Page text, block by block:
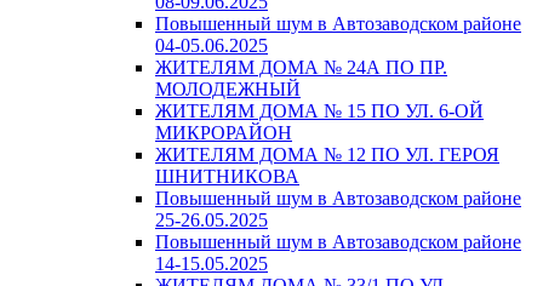
Повышенный шум в Автозаводском районе
04-05.06.2025
ЖИТЕЛЯМ ДОМА № 24А ПО ПР.
МОЛОДЕЖНЫЙ
ЖИТЕЛЯМ ДОМА № 15 ПО УЛ. 6-ОЙ
МИКРОРАЙОН
ЖИТЕЛЯМ ДОМА № 12 ПО УЛ. ГЕРОЯ
ШНИТНИКОВА
Повышенный шум в Автозаводском районе
25-26.05.2025
Повышенный шум в Автозаводском районе
14-15.05.2025